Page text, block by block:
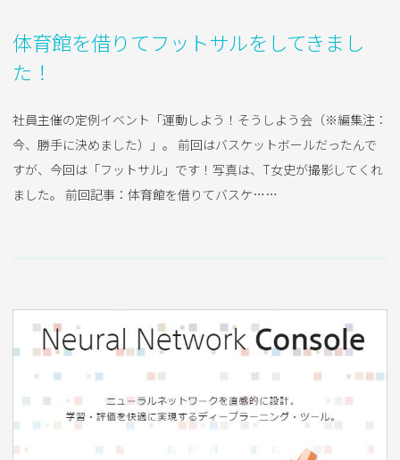
体育館を借りてフットサルをしてきまし
た！
社員主催の定例イベント「運動しよう！そうしよう会（※編集注：
今、勝手に決めました）」。 前回はバスケットボールだったんで
すが、今回は「フットサル」です！写真は、T女史が撮影してくれ
ました。 前回記事：体育館を借りてバスケ……